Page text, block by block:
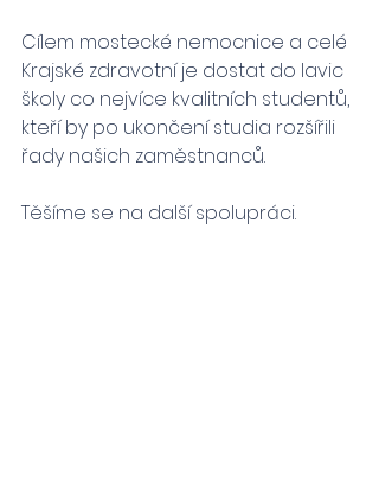
Cílem mostecké nemocnice a celé
Krajské zdravotní je dostat do lavic
školy co nejvíce kvalitních studentů,
kteří by po ukončení studia rozšířili
řady našich zaměstnanců.
Těšíme se na další spolupráci.